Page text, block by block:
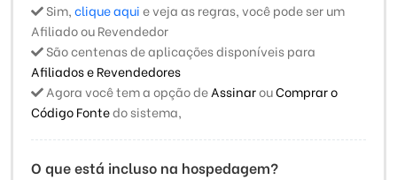
Sim,clique aquie veja as regras, você pode ser um
Afiliado ou Revendedor
São centenas de aplicações disponíveis para
Afiliados e Revendedores
Agora você tem a opção deAssinarouComprar o
Código Fontedo sistema,
O que está incluso na hospedagem?